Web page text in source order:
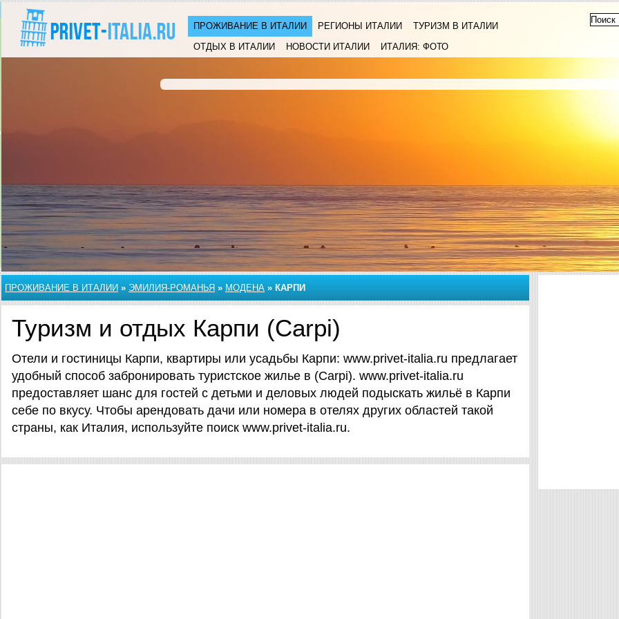
ПРОЖИВАНИЕ В ИТАЛИИ РЕГИОНЫ ИТАЛИИ
ТУРИЗМ В ИТАЛИИ
ОТДЫХ В ИТАЛИИ
НОВОСТИ ИТАЛИИ ИТАЛИЯ: ФОТО
ПРОЖИВАНИЕ В ИТАЛИИ » ЭМИЛИЯ-РОМАНЬЯ » МОДЕНА » КАРПИ
Туризм и отдых Карпи (Carpi)
Отели и гостиницы Карпи, квартиры или усадьбы Карпи: www.privet-italia.ru предлагает
удобный способ забронировать туристское жилье в (Carpi). www.privet-italia.ru
предоставляет шанс для гостей с детьми и деловых людей подыскать жильё в Карпи
себе по вкусу. Чтобы арендовать дачи или номера в отелях других областей такой
страны, как Италия, используйте поиск www.privet-italia.ru.